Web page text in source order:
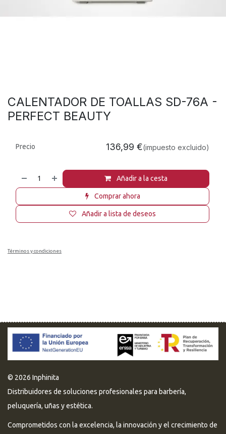
CALENTADOR DE TOALLAS SD-76A -
PERFECT BEAUTY
Añadir a la cesta
Comprar ahora
Añadir a lista de deseos
Precio 136,99 €(impuesto excluido)
Términos y condiciones
© 2026 Inphinita
Distribuidores de soluciones profesionales para barbería,
peluquería, uñas y estética.
Comprometidos con la excelencia, la innovación y el crecimiento de